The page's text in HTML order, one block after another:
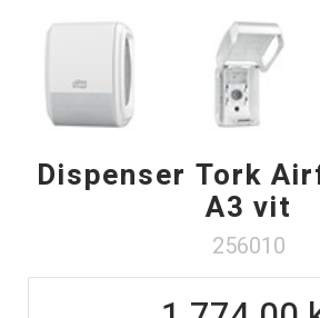
Dispenser Tork
A3 vit
256010